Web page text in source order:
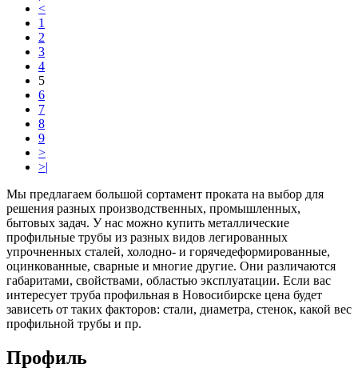
<
1
2
3
4
5
6
7
8
9
>
>|
Мы предлагаем большой сортамент проката на выбор для
решения разных производственных, промышленных,
бытовых задач. У нас можно купить металлические
профильные трубы из разных видов легированных
упрочненных сталей, холодно- и горячедеформированные,
оцинкованные, сварные и многие другие. Они различаются
габаритами, свойствами, областью эксплуатации. Если вас
интересует труба профильная в Новосибирске цена будет
зависеть от таких факторов: стали, диаметра, стенок, какой вес
профильной трубы и пр.
Профиль